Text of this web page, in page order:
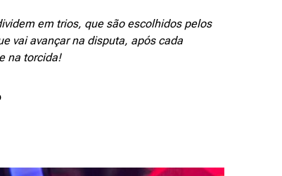
em trios, que são escolhidos pelos
vai avançar na disputa, após cada
na torcida!